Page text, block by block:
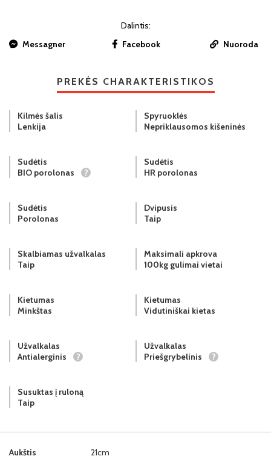
Dalintis:
Messagner
Facebook Nuoroda
PREKĖS CHARAKTERISTIKOS
Aukštis 21cm
Kilmės šalis
Lenkija
Spyruoklės
Nepriklausomos kišeninės
Sudėtis
BIO porolonas
?
Sudėtis
HR porolonas
Sudėtis
Porolonas
Dvipusis
Taip
Skalbiamas užvalkalas
Taip
Maksimali apkrova
100kg gulimai vietai
Kietumas
Minkštas
Kietumas
Vidutiniškai kietas
Užvalkalas
Antialerginis
?
Užvalkalas
Priešgrybelinis
?
Susuktas į ruloną
Taip